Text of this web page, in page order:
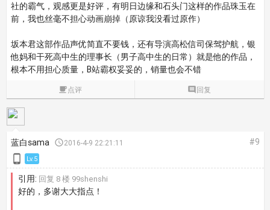
社的霸气，观感更是好评，有明日边缘和石头门这样的作品珠玉在
前，我也丝毫不担心动画崩掉（原谅我没看过原作）
坂本君这部作品声优简直不要钱，还有导演高松信司保驾护航，银
他妈和干死高中生的理事长（男子高中生的日常）就是他的作品，
根本不用担心质量，B站霸权妥妥的，销量也会不错
点评  回复
蓝白sama 2016-4-9 22:21:11 #9
 Lv.5
引用: 回复 8 楼 99shenshi
好的，多谢大大指点！